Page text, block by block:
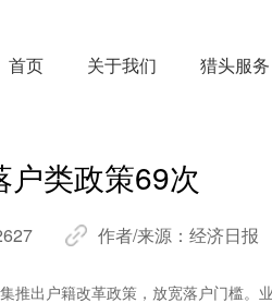
首页 关于我们 猎头服务
类政策69次
作者/来源： 经济日报
推出户籍改革政策，放宽落户门槛。